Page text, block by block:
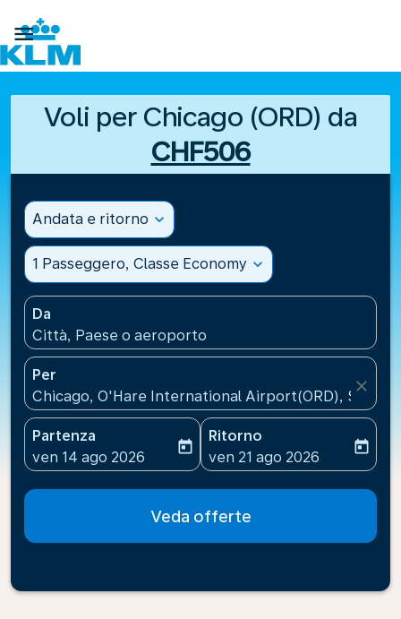

Voli per Chicago (ORD) da
CHF506
Andata e ritorno expand_more
1 Passeggero, Classe Economy expand_more
Da
Città, Paese o aeroporto
Per
Chicago, O'Hare International Airport(ORD), Stati
close
Partenza
fc-booking-departure-date-aria-label
ven 14 ago 2026
today
Ritorno
fc-booking-return-date-
ven 21 ago 2026
today
Veda offerte